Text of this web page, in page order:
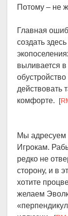
Потому – не
Главная
создать
выливается
действовать
комфорте. [
Мы адресуем
Игрокам.
редко не
сторону, и в
хотите
желаем